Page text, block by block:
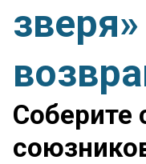
зверя»
Соберите